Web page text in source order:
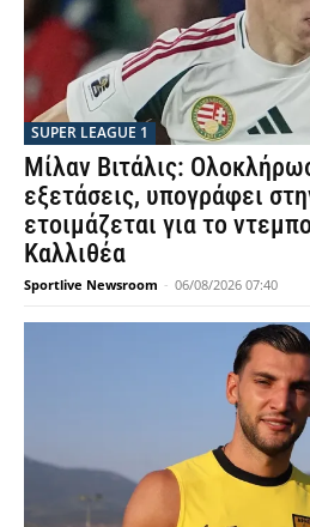
SUPER LEAGUE 1
Μίλαν Βιτάλις:
εξετάσεις, υπογράφει
ετοιμάζεται για το
Καλλιθέα
Sportlive Newsroom - 06/08/2026 07:40